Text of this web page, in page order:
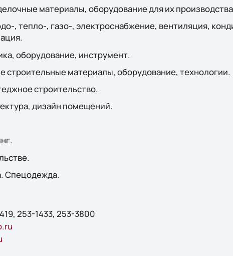
материалы, оборудование для их
, тепло-, газо-, электроснабжение, вентиляция,
оборудование, инструмент.
строительные материалы, оборудование, технологии.
строительство.
дизайн помещений.
Спецодежда.
253-1433, 253-3800